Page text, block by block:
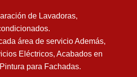
de Lavadoras,
área de servicio Además,
Eléctricos, Acabados en
para Fachadas.